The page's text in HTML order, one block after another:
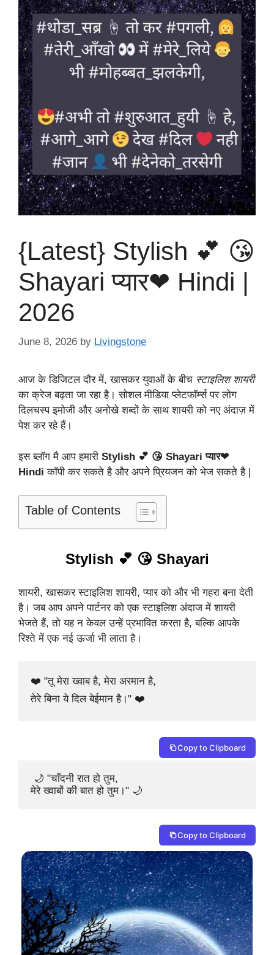
{Latest} Stylish 💕 😘
Shayari प्यार❤ Hindi |
2026
June 8, 2026 by Livingstone
आज के डिजिटल दौर में, खासकर युवाओं के बीच स्टाइलिश शायरी
का क्रेज बढ़ता जा रहा है। सोशल मीडिया प्लेटफॉर्म्स पर लोग
दिलचस्प इमोजी और अनोखे शब्दों के साथ शायरी को नए अंदाज़ में
पेश कर रहे हैं।
इस ब्लॉग मै आप हमारी Stylish 💕 😘 Shayari प्यार❤
Hindiकॉपी कर सकते है और अपने प्रियजन को भेज सकते है |
Table of Contents
Stylish 💕 😘 Shayari
शायरी, खासकर स्टाइलिश शायरी, प्यार को और भी गहरा बना देती
है। जब आप अपने पार्टनर को एक स्टाइलिश अंदाज में शायरी
भेजते हैं, तो यह न केवल उन्हें प्रभावित करता है, बल्कि आपके
रिश्ते में एक नई ऊर्जा भी लाता है।
❤️ "तू मेरा ख्वाब है, मेरा अरमान है,
तेरे बिना ये दिल बेईमान है।" ❤️
Copy to Clipboard
🌙 "चाँदनी रात हो तुम,
मेरे ख्वाबों की बात हो तुम।" 🌙
Copy to Clipboard